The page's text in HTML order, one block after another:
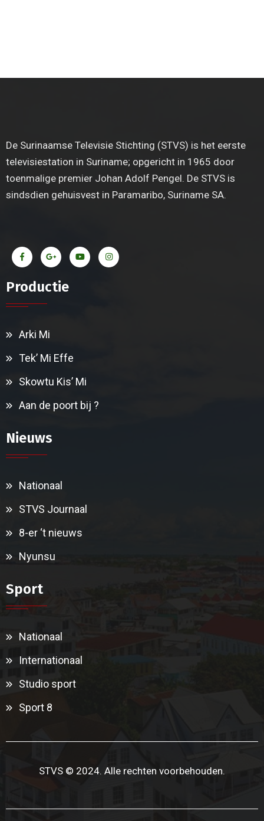
De Surinaamse Televisie Stichting (STVS) is het eerste
televisiestation in Suriname; opgericht in 1965 door
toenmalige premier Johan Adolf Pengel. De STVS is
sindsdien gehuisvest in Paramaribo, Suriname SA.
Productie
Arki Mi
Tek’ Mi Effe
Skowtu Kis’ Mi
Aan de poort bij ?
Nieuws
Nationaal
STVS Journaal
8-er ‘t nieuws
Nyunsu
Sport
Nationaal
Internationaal
Studio sport
Sport 8
STVS © 2024. Alle rechten voorbehouden.